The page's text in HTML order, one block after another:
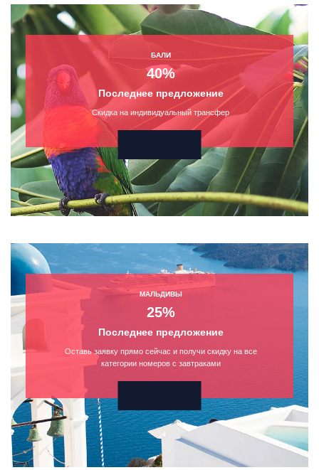
БАЛИ
40%
Последнее предложение
Скидка на индивидуальный трансфер
МАЛЬДИВЫ
25%
Последнее предложение
Оставь заявку прямо сейчас и получи скидку на все
категории номеров с завтраками